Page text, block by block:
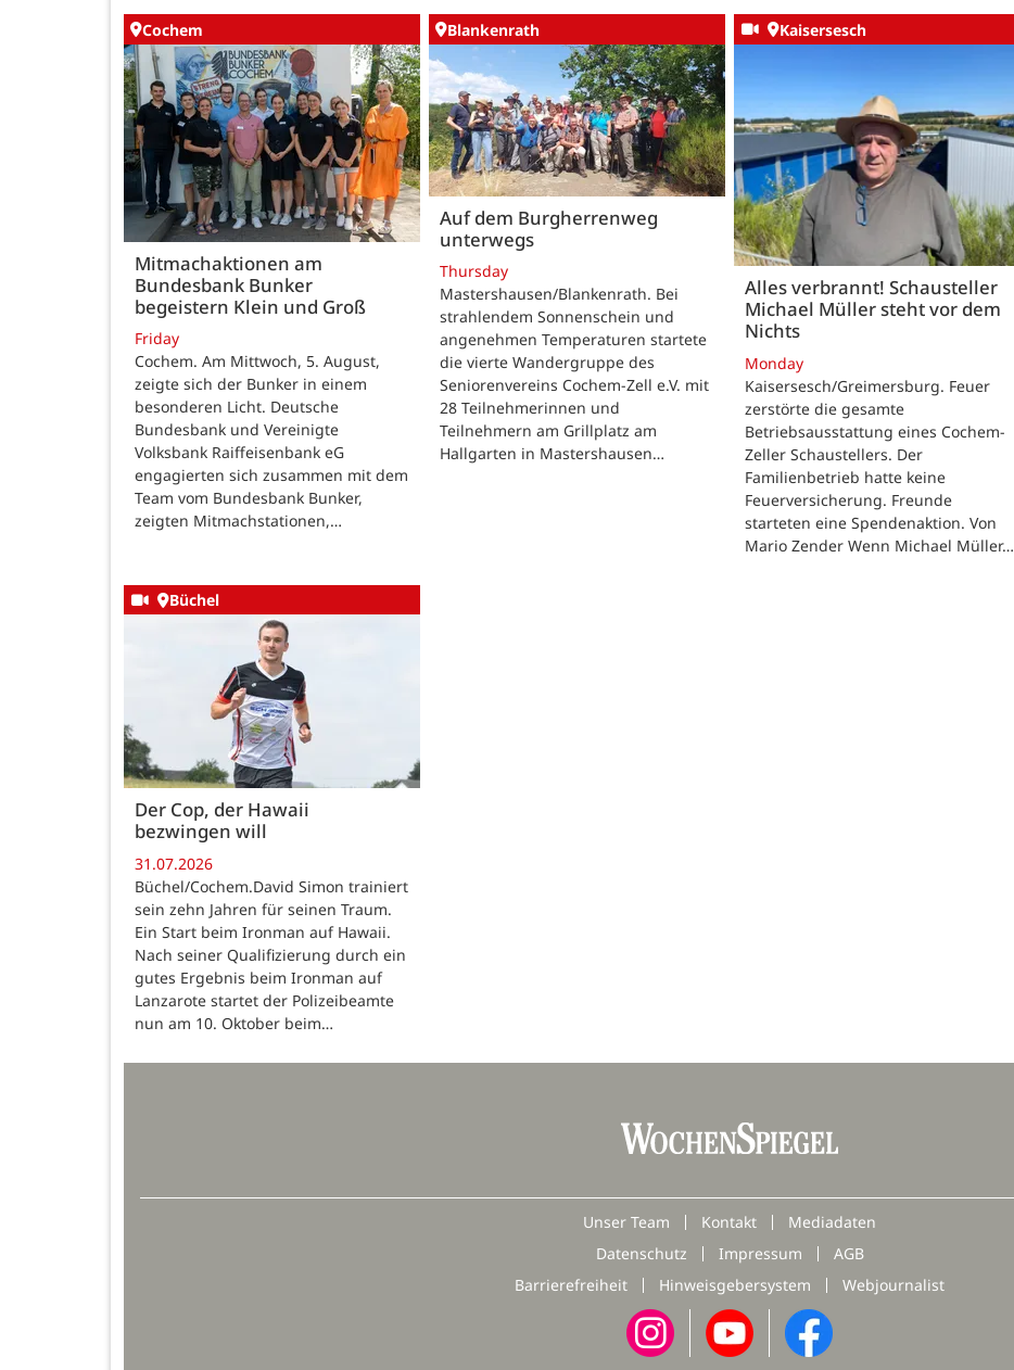
Cochem
Mitmachaktionen am
Bundesbank Bunker
begeistern Klein und Groß
Friday
Cochem. Am Mittwoch, 5. August,
zeigte sich der Bunker in einem
besonderen Licht. Deutsche
Bundesbank und Vereinigte
Volksbank Raiffeisenbank eG
engagierten sich zusammen mit dem
Team vom Bundesbank Bunker,
zeigten Mitmachstationen,…
Blankenrath
Auf dem Burgherrenweg
unterwegs
Thursday
Mastershausen/Blankenrath. Bei
strahlendem Sonnenschein und
angenehmen Temperaturen startete
die vierte Wandergruppe des
Seniorenvereins Cochem-Zell e.V. mit
28 Teilnehmerinnen und
Teilnehmern am Grillplatz am
Hallgarten in Mastershausen…
Kaisersesch
Alles verbrannt! Schausteller
Michael Müller steht vor dem
Nichts
Monday
Kaisersesch/Greimersburg. Feuer
zerstörte die gesamte
Betriebsausstattung eines Cochem-
Zeller Schaustellers. Der
Familienbetrieb hatte keine
Feuerversicherung. Freunde
starteten eine Spendenaktion. Von
Mario Zender Wenn Michael Müller…
Büchel
Der Cop, der Hawaii
bezwingen will
31.07.2026
Büchel/Cochem.David Simon trainiert
sein zehn Jahren für seinen Traum.
Ein Start beim Ironman auf Hawaii.
Nach seiner Qualifizierung durch ein
gutes Ergebnis beim Ironman auf
Lanzarote startet der Polizeibeamte
nun am 10. Oktober beim…
Unser Team Kontakt
Mediadaten
Datenschutz
Impressum
AGB
Barrierefreiheit
Hinweisgebersystem Webjournalist